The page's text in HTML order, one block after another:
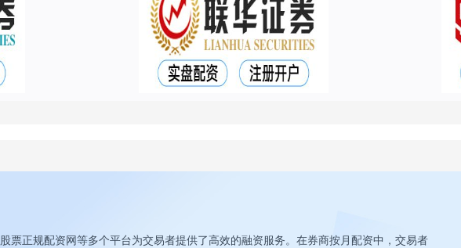
票正规配资网等多个平台为交易者提供了高效的融资服务。在券商按月配资中，交易者